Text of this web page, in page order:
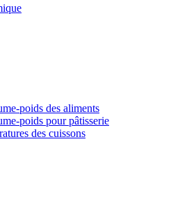
poids des aliments
poids pour pâtisserie
des cuissons